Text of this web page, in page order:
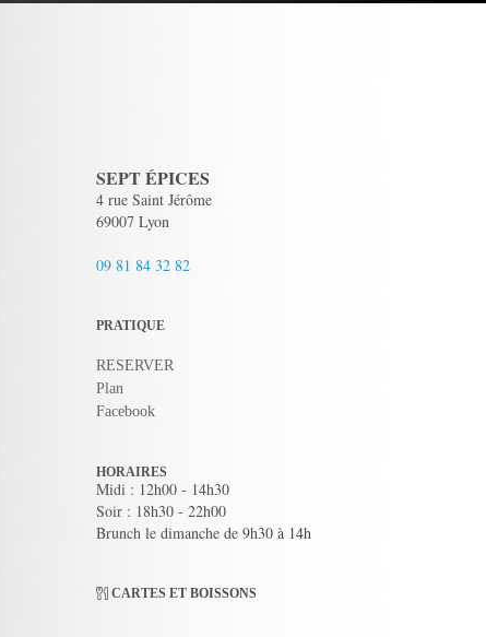
SEPT ÉPICES
4 rue Saint Jérôme
69007 Lyon
09 81 84 32 82
PRATIQUE
RESERVER
Plan
Facebook
HORAIRES
Midi : 12h00 - 14h30
Soir : 18h30 - 22h00
Brunch le dimanche de 9h30 à 14h
CARTES ET BOISSONS